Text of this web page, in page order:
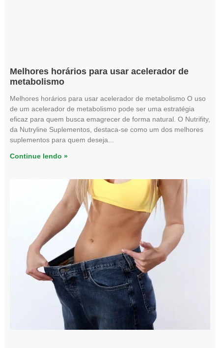
Melhores horários para usar acelerador de
metabolismo
Melhores horários para usar acelerador de metabolismo O uso
de um acelerador de metabolismo pode ser uma estratégia
eficaz para quem busca emagrecer de forma natural. O Nutrifity,
da Nutryline Suplementos, destaca-se como um dos melhores
suplementos para quem deseja
Continue lendo »